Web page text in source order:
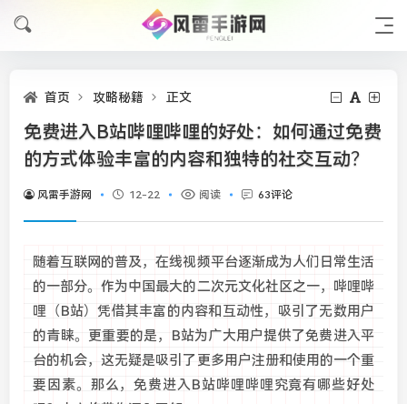
首页 攻略秘籍 正文
免费进入B站哔哩哔哩的好处：如何通过免费
的方式体验丰富的内容和独特的社交互动？
风雷手游网 12-22 阅读 63评论
随着互联网的普及，在线视频平台逐渐成为人们日常生活
的一部分。作为中国最大的二次元文化社区之一，哔哩哔
哩（B站）凭借其丰富的内容和互动性，吸引了无数用户
的青睐。更重要的是，B站为广大用户提供了免费进入平
台的机会，这无疑是吸引了更多用户注册和使用的一个重
要因素。那么，免费进入B站哔哩哔哩究竟有哪些好处